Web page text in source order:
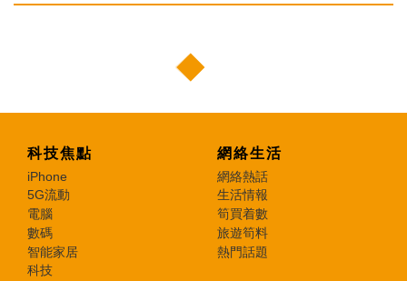
科技焦點
iPhone
5G流動
電腦
數碼
智能家居
科技
網絡生活
網絡熱話
生活情報
筍買着數
旅遊筍料
熱門話題